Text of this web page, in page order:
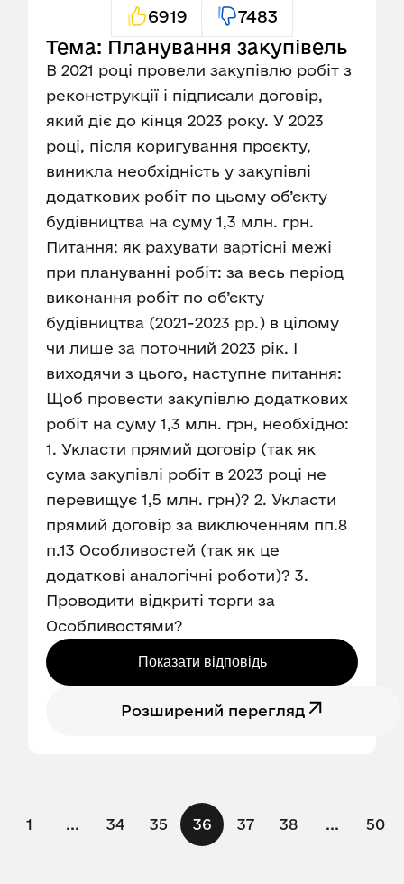
6919 7483
Тема: Планування закупівель
В 2021 році провели закупівлю робіт з
реконструкції і підписали договір,
який діє до кінця 2023 року. У 2023
році, після коригування проєкту,
виникла необхідність у закупівлі
додаткових робіт по цьому об’єкту
будівництва на суму 1,3 млн. грн.
Питання: як рахувати вартісні межі
при плануванні робіт: за весь період
виконання робіт по об’єкту
будівництва (2021-2023 рр.) в цілому
чи лише за поточний 2023 рік. І
виходячи з цього, наступне питання:
Щоб провести закупівлю додаткових
робіт на суму 1,3 млн. грн, необхідно:
1. Укласти прямий договір (так як
сума закупівлі робіт в 2023 році не
перевищує 1,5 млн. грн)? 2. Укласти
прямий договір за виключенням пп.8
п.13 Особливостей (так як це
додаткові аналогічні роботи)? 3.
Проводити відкриті торги за
Особливостями?
Показати відповідь
Розширений перегляд
1 ... 34 35 36 37 38 ... 50